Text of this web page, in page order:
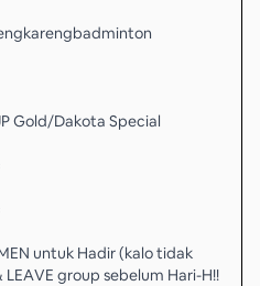
Gold/Dakota Special
untuk Hadir (kalo tidak
group sebelum Hari-H!!